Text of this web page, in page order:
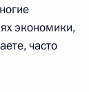
экономики,
часто